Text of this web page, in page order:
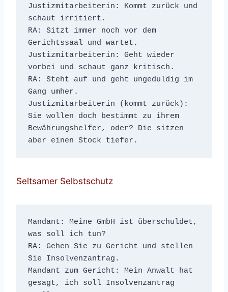
Justizmitarbeiterin: Kommt zurück und
schaut irritiert.
RA: Sitzt immer noch vor dem
Gerichtssaal und wartet.
Justizmitarbeiterin: Geht wieder
vorbei und schaut ganz kritisch.
RA: Steht auf und geht ungeduldig im
Gang umher.
Justizmitarbeiterin (kommt zurück):
Sie wollen doch bestimmt zu ihrem
Bewährungshelfer, oder? Die sitzen
aber einen Stock tiefer.
Seltsamer Selbstschutz
Mandant: Meine GmbH ist überschuldet,
was soll ich tun?
RA: Gehen Sie zu Gericht und stellen
Sie Insolvenzantrag.
Mandant zum Gericht: Mein Anwalt hat
gesagt, ich soll Insolvenzantrag